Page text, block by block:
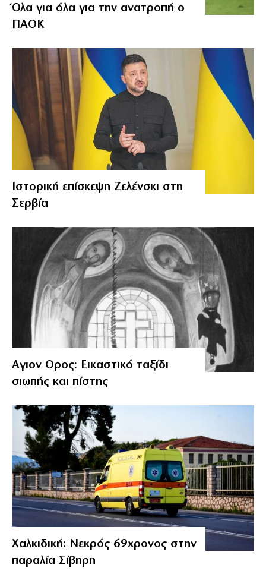
Όλα για όλα για την ανατροπή ο
ΠΑΟΚ
Ιστορική επίσκεψη Ζελένσκι στη
Σερβία
Αγιον Ορος: Εικαστικό ταξίδι
σιωπής και πίστης
Χαλκιδική: Νεκρός 69χρονος στην
παραλία Σίβηρη